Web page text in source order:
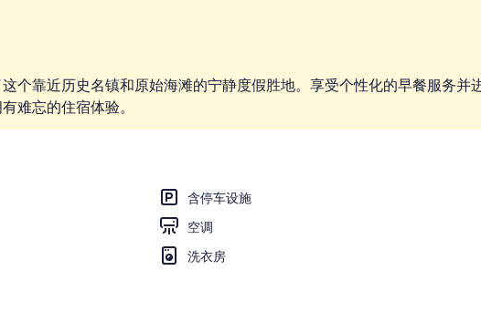
个靠近历史名镇和原始海滩的宁静度假胜地。享受个性化的早餐服务并
难忘的住宿体验。
含停车设施
空调
洗衣房